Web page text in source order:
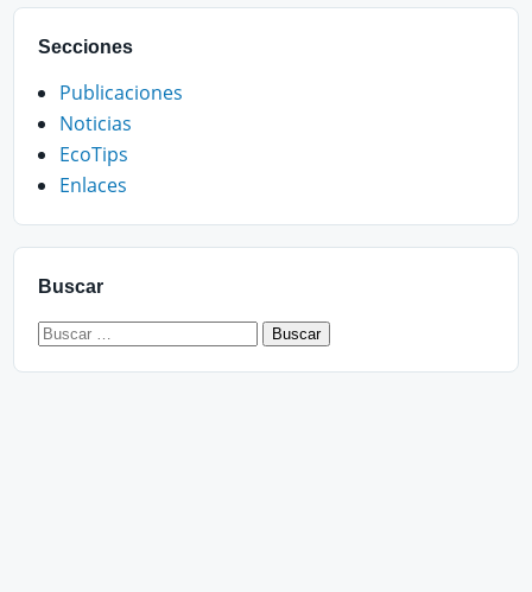
Secciones
Publicaciones
Noticias
EcoTips
Enlaces
Buscar
Buscar: